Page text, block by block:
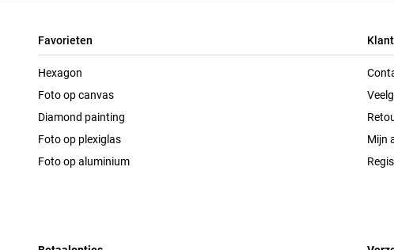
Favorieten
Hexagon
Foto op canvas
Diamond painting
Foto op plexiglas
Foto op aluminium
Mijn